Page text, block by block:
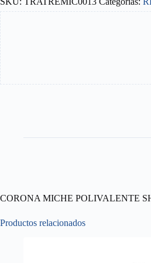
CORONA MICHE POLIVALENTE
Productos relacionados